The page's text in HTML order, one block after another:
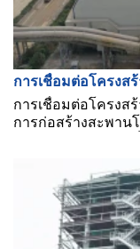
การเชื่อมต่อโครงส
การเชื่อมต่อโครงส
การก่อสร้างสะพาน